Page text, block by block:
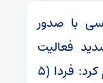
با صدور
فعالیت
سامانه بارشی هشدار داد و اعلام کرد: فردا (۵